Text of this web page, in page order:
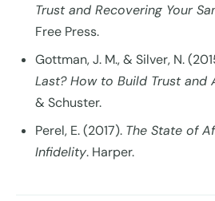
Trust and Recovering Your
Free Press.
Gottman, J. M., & Silver, N.
Last? How to Build Trust and
& Schuster.
Perel, E. (2017). The State of
Infidelity. Harper.